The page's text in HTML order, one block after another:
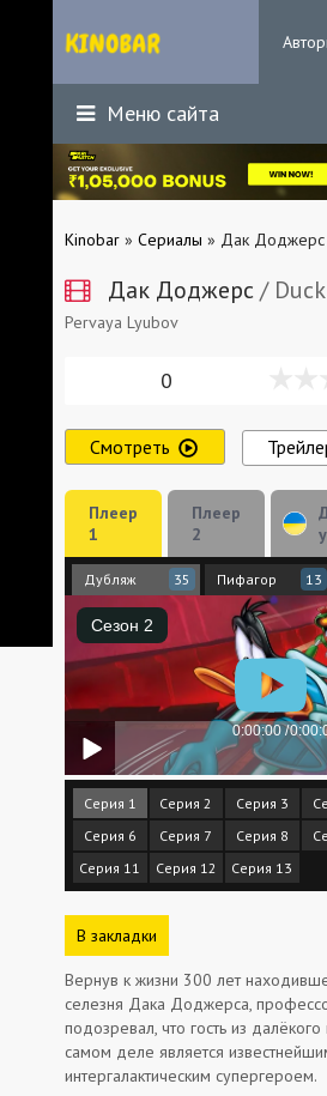
Меню сайта
Kinobar » Сериалы » Дак Доджерс
Дак Доджерс/
Pervaya Lyubov
0
Смотреть
Плеер
1
Плеер
2
Дубляж 35 Пифагор 13
Серия 1 Серия 2 Серия 3
Серия 6
Серия 7 Серия 8
Серия 11
Серия 12 Серия 13
В закладки
Вернув к жизни 300 лет
селезня Дака Доджерса,
подозревал, что гость из
самом деле является
интергалактическим супергероем.